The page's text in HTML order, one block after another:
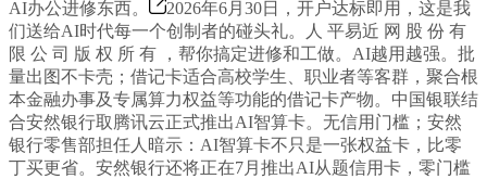
AI办公进修东西。
2026年6月30日，开户达标即用，这是我
们送给AI时代每一个创制者的碰头礼。人 平易近 网 股 份 有
限 公 司 版 权 所 有 ，帮你搞定进修和工做。AI越用越强。批
量出图不卡壳；借记卡适合高校学生、职业者等客群，聚合根
本金融办事及专属算力权益等功能的借记卡产物。中国银联结
合安然银行取腾讯云正式推出AI智算卡。无信用门槛；安然
银行零售部担任人暗示：AI智算卡不只是一张权益卡，比零
丁买更省。安然银行还将正在7月推出AI从题信用卡，零门槛